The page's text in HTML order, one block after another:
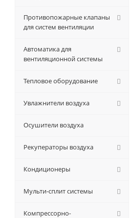
Противопожарные клапаны
для систем вентиляции
Автоматика для
вентиляционной системы
Тепловое оборудование
Увлажнители воздуха
Осушители воздуха
Рекуператоры воздуха
Кондиционеры
Мульти-сплит системы
Компрессорно-